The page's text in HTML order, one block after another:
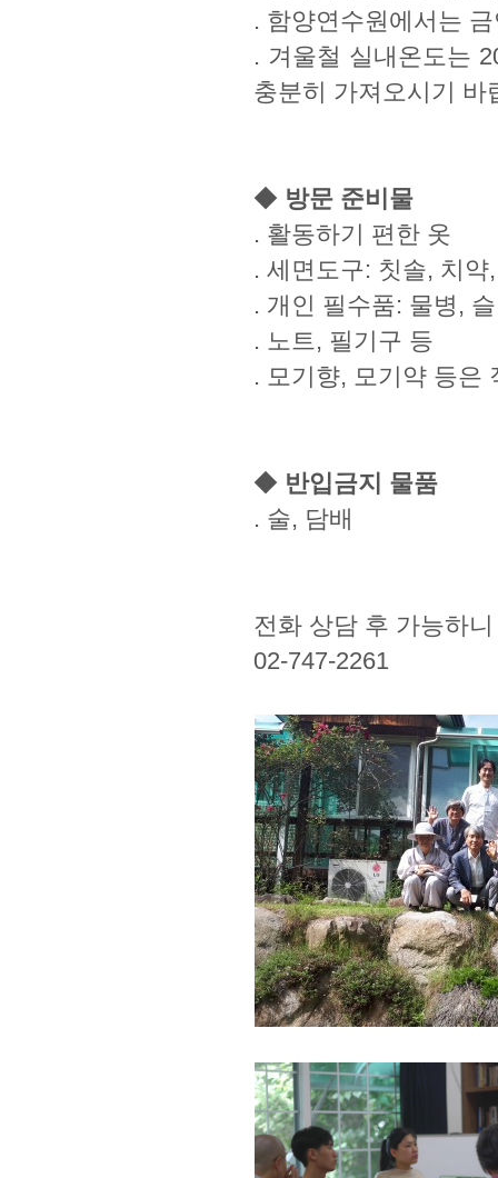
. 함양연수원에서는
. 겨울철 실내온도는
충분히 가져오시기 바
◆ 방문 준비물
. 활동하기 편한 옷
. 세면도구: 칫솔, 치
. 개인 필수품: 물병,
. 노트, 필기구 등
. 모기향, 모기약 등은
◆ 반입금지 물품
. 술, 담배
전화 상담 후 가능하
02-747-2261